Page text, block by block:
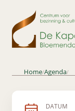
Home/Agenda/
DATUM